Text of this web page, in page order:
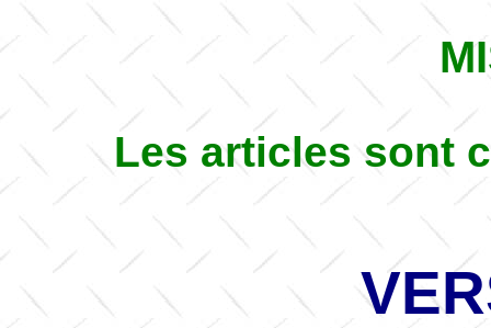
Les articles sont